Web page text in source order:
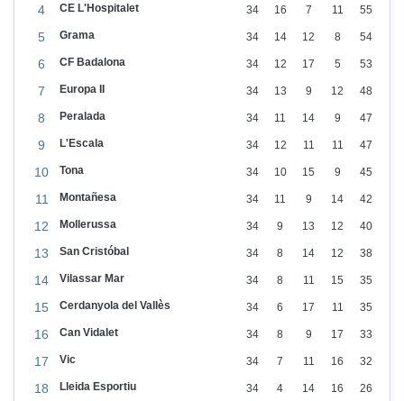
4 CE L'Hospitalet 34 16 7 11 55
5 Grama 34 14 12 8 54
6 CF Badalona 34 12 17 5 53
7 Europa II 34 13 9 12 48
8 Peralada 34 11 14 9 47
9 L'Escala 34 12 11 11 47
10 Tona 34 10 15 9 45
11 Montañesa 34 11 9 14 42
12 Mollerussa 34 9 13 12 40
13 San Cristóbal 34 8 14 12 38
14 Vilassar Mar 34 8 11 15 35
15 Cerdanyola del Vallès 34 6 17 11 35
16 Can Vidalet 34 8 9 17 33
17 Vic 34 7 11 16 32
18 Lleida Esportiu 34 4 14 16 26